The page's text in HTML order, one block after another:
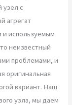
узел с
агрегат
и используемым
неизвестный
проблемами, и
оригинальная
вариант. Наш
узла, мы даем